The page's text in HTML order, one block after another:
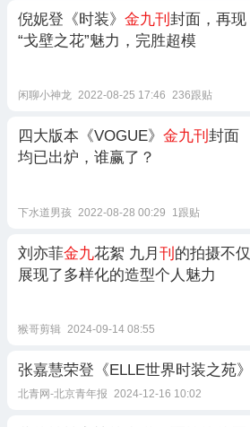
倪妮登《时装》 金九刊 封面，再现
“戈壁之花”魅力，完胜超模
闲聊小神龙 2022-08-25 17:46 236跟贴
四大版本《VOGUE》 金九刊 封面
均已出炉，谁赢了？
下水道男孩 2022-08-28 00:29 1跟贴
刘亦菲金九 花絮 九月 刊 的拍摄不仅
展现了多样化的造型个人魅力
猴哥剪辑 2024-09-14 08:55
张嘉慧荣登《ELLE世界时装之苑》
北青网-北京青年报 2024-12-16 10:02